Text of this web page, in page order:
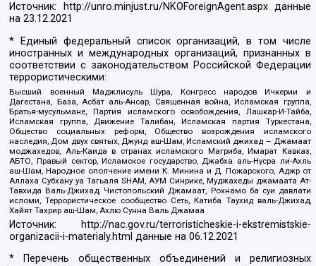
Источник: http://unro.minjust.ru/NKOForeignAgent.aspxданные
на23.12.2021
* Единый федеральный список организаций, в том числе
иностранных и международных организаций, признанных в
соответствии с законодательством Российской Федерации
террористическими:
Высший военный Маджлисуль Шура, Конгресс народов Ичкерии и
Дагестана, База, Асбат аль-Ансар, Священная война, Исламская группа,
Братья-мусульмане, Партия исламского освобождения, Лашкар-И-Тайба,
Исламская группа, Движение Талибан, Исламская партия Туркестана,
Общество социальных реформ, Общество возрождения исламского
наследия, Дом двух святых, Джунд аш-Шам, Исламский джихад – Джамаат
моджахедов, Аль-Каида в странах исламского Магриба, Имарат Кавказ,
АБТО, Правый сектор, Исламское государство, Джабха аль-Нусра ли-Ахль
аш-Шам, Народное ополчение имени К. Минина и Д. Пожарского, Аджр от
Аллаха Субхану уа Тагьаля SHAM, АУМ Синрике, Муджахеды джамаата Ат-
Тавхида Валь-Джихад, Чистопольский Джамаат, Рохнамо ба суи давлати
исломи, Террористическое сообщество Сеть, Катиба Таухид валь-Джихад,
Хайят Тахрир аш-Шам, Ахлю Сунна Валь Джамаа
Источник:
http://nac.gov.ru/terroristicheskie-i-ekstremistskie-
organizacii-i-materialy.html данные на06.12.2021
* Перечень общественных объединений и религиозных